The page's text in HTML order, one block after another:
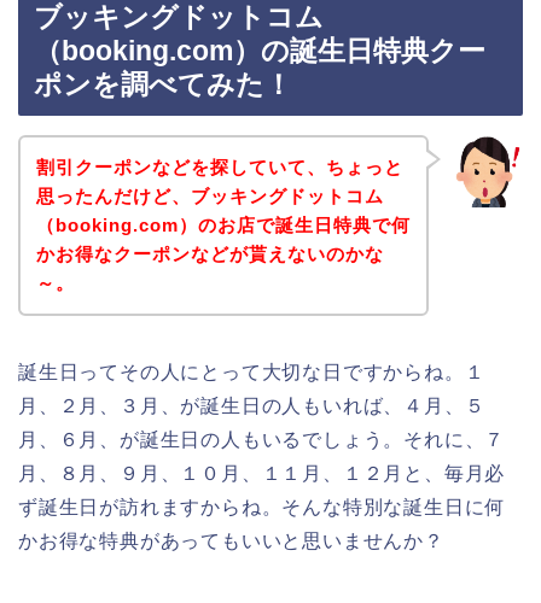
ブッキングドットコム
（booking.com）の誕生日特典クー
ポンを調べてみた！
割引クーポンなどを探していて、ちょっと
思ったんだけど、ブッキングドットコム
（booking.com）のお店で誕生日特典で何
かお得なクーポンなどが貰えないのかな
～。
誕生日ってその人にとって大切な日ですからね。１
月、２月、３月、が誕生日の人もいれば、４月、５
月、６月、が誕生日の人もいるでしょう。それに、７
月、８月、９月、１０月、１１月、１２月と、毎月必
ず誕生日が訪れますからね。そんな特別な誕生日に何
かお得な特典があってもいいと思いませんか？